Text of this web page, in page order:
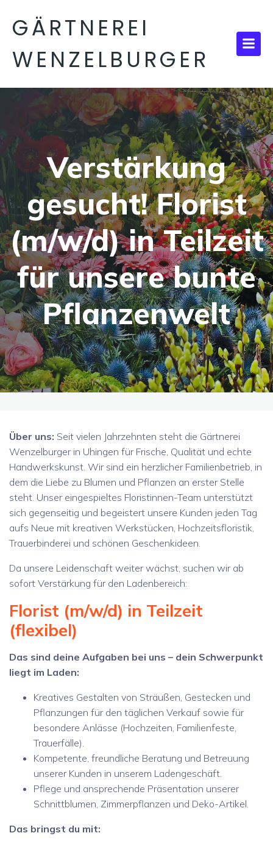
GÄRTNEREI
WENZELBURGER
Verstärkung
gesucht! Florist
(m/w/d) in Teilzeit
für unsere bunte
Pflanzenwelt
Über uns: Seit vielen Jahrzehnten steht die Gärtnerei
Wenzelburger in Uhingen für Frische, Qualität und echte
Handwerkskunst. Wir sind ein herzlicher Familienbetrieb, in
dem die Liebe zu Blumen und Pflanzen an erster Stelle
steht. Unser eingespieltes Floristinnen-Team unterstützt
sich gegenseitig und begeistert unsere Kunden jeden Tag
aufs Neue mit kreativen Werkstücken, Hochzeitsfloristik,
Trauerbinderei und schönen Geschenkideen.
Da unsere Leidenschaft weiter wächst, suchen wir ab
sofort Verstärkung für den Ladenbereich:
Florist (m/w/d) in Teilzeit
(flexibel)
Das sind deine Aufgaben bei uns – dein Schwerpunkt
liegt im Laden:
Kreatives Gestalten von Sträußen, Gestecken und
Pflanzungen für den täglichen Verkauf sowie für
besondere Anlässe (Hochzeiten, Familienfeste,
Trauerfälle).
Kompetente, freundliche Beratung und Betreuung
unserer Kunden in unserem Ladengeschäft.
Pflege und ansprechende Präsentation unserer
Schnittblumen, Zimmerpflanzen und Deko-Artikel.
Das bringst du mit: